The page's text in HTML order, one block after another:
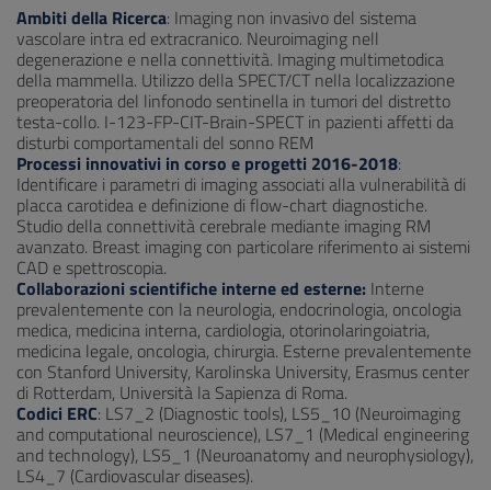
Ambiti della Ricerca: Imaging non invasivo del sistema
vascolare intra ed extracranico. Neuroimaging nell
degenerazione e nella connettività. Imaging multimetodica
della mammella. Utilizzo della SPECT/CT nella localizzazione
preoperatoria del linfonodo sentinella in tumori del distretto
testa-collo. I-123-FP-CIT-Brain-SPECT in pazienti affetti da
disturbi comportamentali del sonno REM
Processi innovativi in corso e progetti 2016-2018:
Identificare i parametri di imaging associati alla vulnerabilità di
placca carotidea e definizione di flow-chart diagnostiche.
Studio della connettività cerebrale mediante imaging RM
avanzato. Breast imaging con particolare riferimento ai sistemi
CAD e spettroscopia.
Collaborazioni scientifiche interne ed esterne: Interne
prevalentemente con la neurologia, endocrinologia, oncologia
medica, medicina interna, cardiologia, otorinolaringoiatria,
medicina legale, oncologia, chirurgia. Esterne prevalentemente
con Stanford University, Karolinska University, Erasmus center
di Rotterdam, Università la Sapienza di Roma.
Codici ERC: LS7_2 (Diagnostic tools), LS5_10 (Neuroimaging
and computational neuroscience), LS7_1 (Medical engineering
and technology), LS5_1 (Neuroanatomy and neurophysiology),
LS4_7 (Cardiovascular diseases).